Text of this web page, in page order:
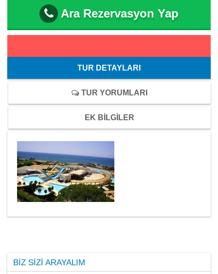
Ara Rezervasyon Yap
TUR DETAYLARI
TUR YORUMLARI
EK BİLGİLER
BIZ SIZI ARAYALIM